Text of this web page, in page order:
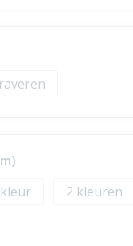
2